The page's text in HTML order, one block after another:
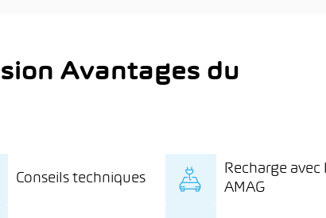
Avantages du
Conseils techniques
Recharge avec
AMAG